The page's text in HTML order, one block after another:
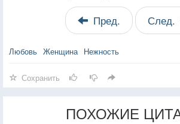
Пред. След.
Любовь Женщина Нежность
Сохранить
ПОХОЖИЕ